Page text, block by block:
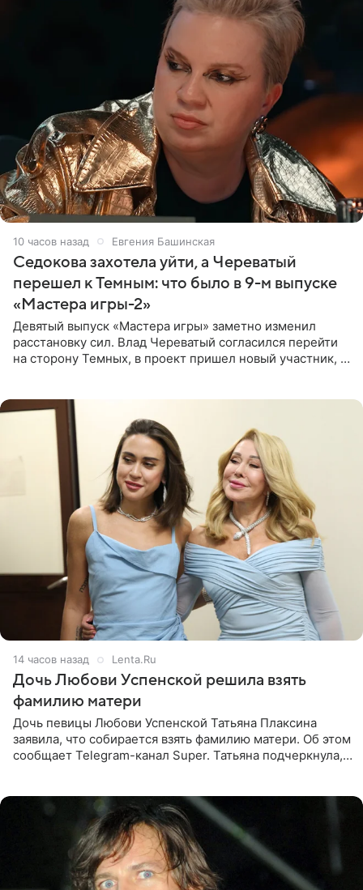
10 часов назад Евгения Башинская
Седокова захотела уйти, а Череватый
перешел к Темным: что было в 9-м выпуске
«Мастера игры-2»
Девятый выпуск «Мастера игры» заметно изменил
расстановку сил. Влад Череватый согласился перейти
на сторону Темных, в проект пришел новый участник, а
14 часов назад Lenta.Ru
Дочь Любови Успенской решила взять
фамилию матери
Дочь певицы Любови Успенской Татьяна Плаксина
заявила, что собирается взять фамилию матери. Об этом
сообщает Telegram-канал Super. Татьяна подчеркнула,